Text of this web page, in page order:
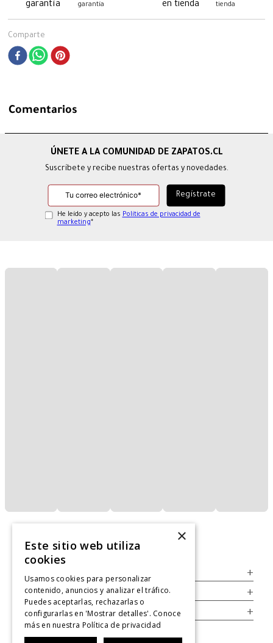
garantía
tienda
Comparte
Comentarios
Suscríbete y recibe nuestras ofertas y novedades.
He leído y acepto las Políticas de privacidad de
marketing*
+
Legal +
Cuenta +
×
Este sitio web utiliza
cookies
Usamos cookies para personalizar
contenido, anuncios y analizar el tráfico.
Puedes aceptarlas, rechazarlas o
configurarlas en 'Mostrar detalles'. Conoce
más en nuestra Política de privacidad